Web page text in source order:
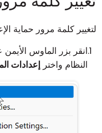
لتغيير كلمة مرور حماية
انقر بزر الماوس
النظام واختر إعدادات